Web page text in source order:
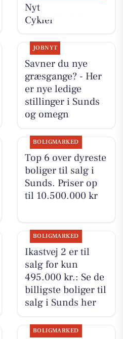
Nyt fra Per P.
Cykler
JOBNYT
Savner du nye
græsgange? - Her
er nye ledige
stillinger i Sunds
og omegn
BOLIGMARKED
Top 6 over dyreste
boliger til salg i
Sunds. Priser op
til 10.500.000 kr
BOLIGMARKED
Ikastvej 2 er til
salg for kun
495.000 kr.: Se de
billigste boliger til
salg i Sunds her
BOLIGMARKED